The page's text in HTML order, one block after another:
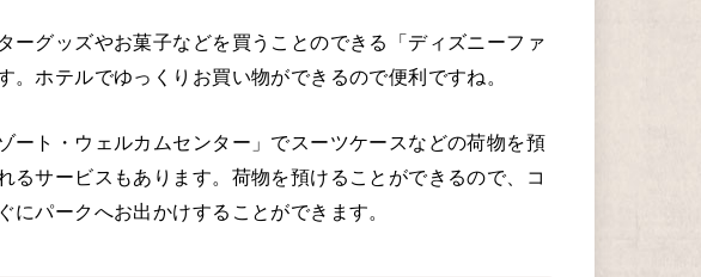
ーグッズやお菓子などを買うことのできる「ディズニーファ
ホテルでゆっくりお買い物ができるので便利ですね。
ート・ウェルカムセンター」でスーツケースなどの荷物を預
るサービスもあります。荷物を預けることができるので、コ
パークへお出かけすることができます。